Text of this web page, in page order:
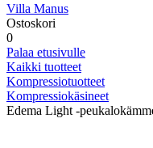
Villa Manus
Ostoskori
0
Palaa etusivulle
Kaikki tuotteet
Kompressiotuotteet
Kompressiokäsineet
Edema Light -